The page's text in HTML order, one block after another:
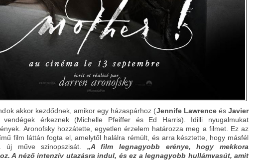
akkor kezdődnek, amikor egy házaspárhoz (Jennife LawrenceésJavier
érkeznek (Michelle Pfeiffer és Ed Harris). Idilli nyugalmukat
Aronofsky hozzátette, egyetlen érzelem határozza meg a filmet. Ez az
film láttán fogta el, amelytől halálra rémült, és arra késztette, hogy másfél
új műve szinopszisát. „A film legnagyobb erénye, hogy mekkora
A néző intenzív utazásra indul, és ez a legnagyobb hullámvasút, amit